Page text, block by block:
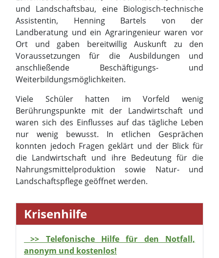
und Landschaftsbau, eine Biologisch-technische
Assistentin, Henning Bartels von der
Landberatung und ein Agraringenieur waren vor
Ort und gaben bereitwillig Auskunft zu den
Voraussetzungen für die Ausbildungen und
anschließende Beschäftigungs- und
Weiterbildungsmöglichkeiten.
Viele Schüler hatten im Vorfeld wenig
Berührungspunkte mit der Landwirtschaft und
waren sich des Einflusses auf das tägliche Leben
nur wenig bewusst. In etlichen Gesprächen
konnten jedoch Fragen geklärt und der Blick für
die Landwirtschaft und ihre Bedeutung für die
Nahrungsmittelproduktion sowie Natur- und
Landschaftspflege geöffnet werden.
Krisenhilfe
>> Telefonische Hilfe für den Notfall,
anonym und kostenlos!